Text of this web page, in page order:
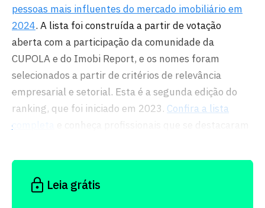
pessoas mais influentes do mercado imobiliário em
2024. A lista foi construída a partir de votação
aberta com a participação da comunidade da
CUPOLA e do Imobi Report, e os nomes foram
selecionados a partir de critérios de relevância
empresarial e setorial. Esta é a segunda edição do
ranking, que foi iniciado em 2023. Confira a lista
completa
e conheça profissionais que se destacaram
Leia grátis